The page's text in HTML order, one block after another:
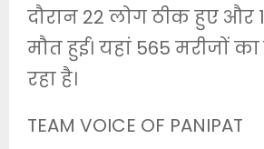
दौरान 22 लोग ठीक हुए और
मौत हुई। यहां 565 मरीजों
रहा है।
TEAM VOICE OF PANIPAT